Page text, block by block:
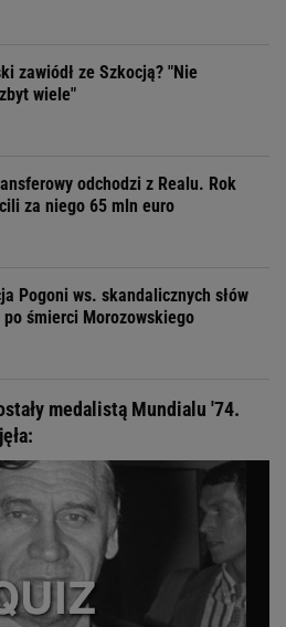
zawiódł ze Szkocją? "Nie
wiele"
odchodzi z Realu. Rok
za niego 65 mln euro
Pogoni ws. skandalicznych słów
śmierci Morozowskiego
medalistą Mundialu '74.